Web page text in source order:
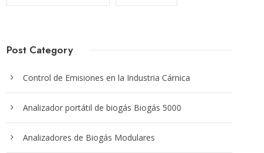
Post Category
Control de Emisiones en la Industria Cárnica
Analizador portátil de biogás Biogás 5000
Analizadores de Biogás Modulares